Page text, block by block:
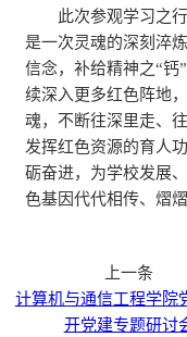
此次参观学习之行
是一次灵魂的深刻淬
信念，补给精神之“钙
续深入更多红色阵地
魂，不断往深里走、
发挥红色资源的育人
砺奋进，为学校发展
色基因代代相传、熠熠
上一条
计算机与通信工程学院
开党建专题研讨